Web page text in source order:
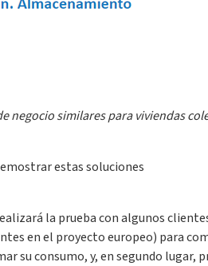
negocio similares para viviendas
estas soluciones
la prueba con algunos
en el proyecto europeo) para
su consumo, y, en segundo lugar,